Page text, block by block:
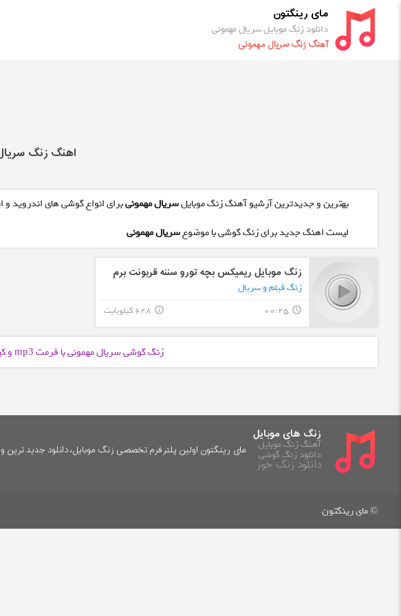
مای رینگتون
دانلود زنگ موبایل سریال مهمونی
آهنگ زنگ سریال مهمونی
اهنگ زنگ
بهترین و جدیدترین آرشیو آهنگ زنگ موبایلسریال مهمونیبرای انواع گوشی های اندروید و
لیست اهنگ جدید برای زنگ گوشی با موضوعسریال مهمونی
زنگ موبایل ریمیکس بچه تورو سننه قربونت برم
زنگ فیلم و سریال
query_builder
00:25 628 کیلوبایت info_outline
زنگ گوشی سریال مهمونی با فرمت mp3 و
زنگ های موبایل
آهنگ زنگ موبایل
دانلود زنگ گوشی
دانلود زنگ خور
مای رینگتون اولین پلترفرم تخصصی زنگ موبایل، دانلود جدید
© مای رینگتون